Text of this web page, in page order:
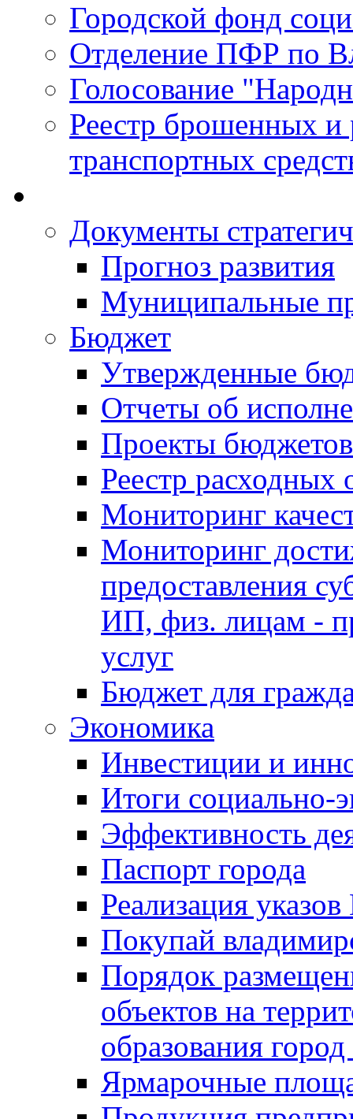
Городской фонд
Отделение ПФР по
Голосование
Реестр брошенных и
транспортных
Документы
Прогноз развития
Муниципальные
Бюджет
Утвержденные
Отчеты об
Проекты бюджетов
Реестр расходных
Мониторинг
Мониторинг
предоставления
ИП, физ. лицам -
услуг
Бюджет для
Экономика
Инвестиции и
Итоги социально-
Эффективность
Паспорт города
Реализация
Покупай
Порядок
объектов на
образования
Ярмарочные